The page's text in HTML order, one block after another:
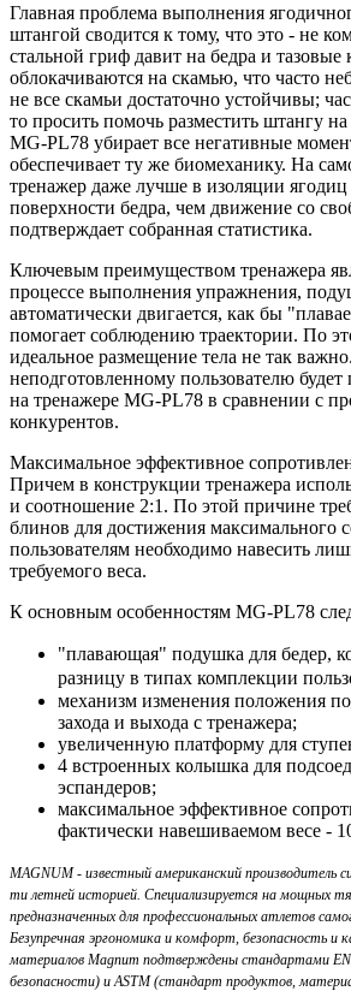
Главная проблема выполнения
штангой сводится к тому, что это - не
стальной гриф давит на бедра и тазовые
облокачиваются на скамью, что часто
не все скамьи достаточно устойчивы;
то просить помочь разместить штангу
MG-PL78 убирает все негативные
обеспечивает ту же биомеханику. На
тренажер даже лучше в изоляции ягодиц
поверхности бедра, чем движение со
подтверждает собранная статистика.
Ключевым преимуществом тренажера
процессе выполнения упражнения,
автоматически двигается, как бы
помогает соблюдению траектории. По
идеальное размещение тела не так
неподготовленному пользователю будет
на тренажере MG-PL78 в сравнении с
конкурентов.
Максимальное эффективное
Причем в конструкции тренажера
и соотношение 2:1. По этой причине
блинов для достижения максимального
пользователям необходимо навесить
требуемого веса.
К основным особенностям MG-PL78
"плавающая" подушка для бедер,
разницу в типах комплекции
механизм изменения положения
захода и выхода с тренажера;
увеличенную платформу для
4 встроенных колышка для
эспандеров;
максимальное эффективное
фактически навешиваемом весе -
MAGNUM - известный американский производитель
ти летней историей. Специализируется на мощных
предназначенных для профессиональных атлетов
Безупречная эргономика и комфорт, безопасность и
материалов Magnum подтверждены стандартами
безопасности) и ASTM (стандарт продуктов,